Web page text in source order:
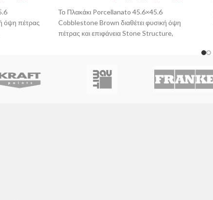
όψη πέτρας
Το Πλακάκι Porcellanato 45.6×45.6
Cobblestone Brown διαθέτει φυσική όψη
πέτρας και επιφάνεια Stone Structure,